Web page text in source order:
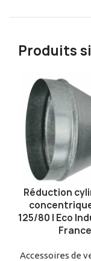
Produits
AJOUTER AU
Réduction
125/80 | Eco
France
Accessoires de